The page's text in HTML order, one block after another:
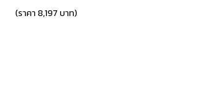
(ราคา 8,197 บาท)